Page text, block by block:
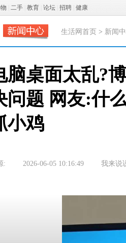
二手 教育 论坛 招聘 健康
生活网首页 > 新闻
脑桌面太乱?
问题 网友:什
小鸡
: 2026-06-05 10:16:49 我来说